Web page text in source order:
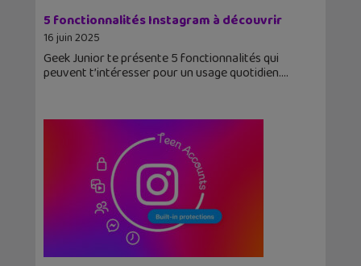
5 fonctionnalités Instagram à découvrir
16 juin 2025
Geek Junior te présente 5 fonctionnalités qui
peuvent t’intéresser pour un usage quotidien.